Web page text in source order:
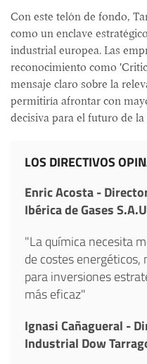
Con este telón de fondo,
como un enclave
industrial europea. Las
reconocimiento como
mensaje claro sobre la
permitiría afrontar con
decisiva para el futuro de
LOS DIRECTIVOS
Enric Acosta -
Ibérica de Gases S.A.U
"La química necesita
de costes
para inversiones
más eficaz"
Ignasi Cañagueral -
Industrial Dow